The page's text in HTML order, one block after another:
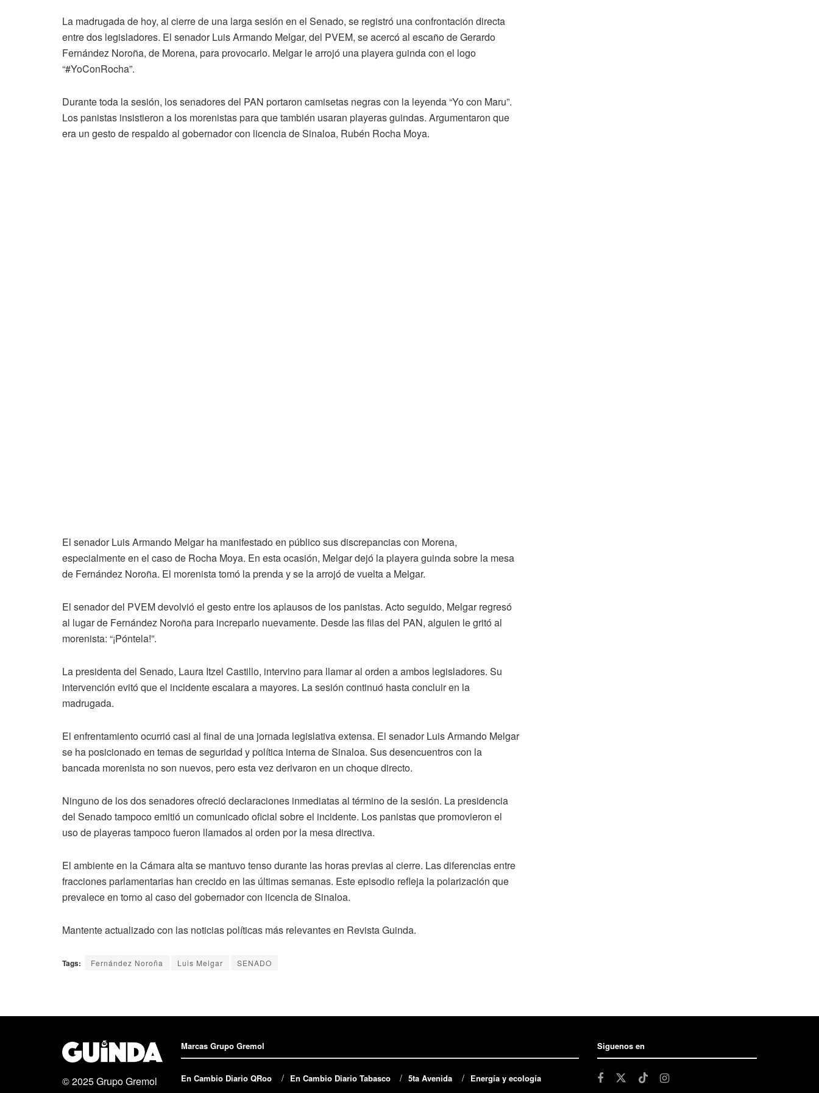
La madrugada de hoy, al cierre de una larga sesión en el Senado, se registró una confrontación directa
entre dos legisladores. El senador Luis Armando Melgar, del PVEM, se acercó al escaño de Gerardo
Fernández Noroña, de Morena, para provocarlo. Melgar le arrojó una playera guinda con el logo
“#YoConRocha”.
Durante toda la sesión, los senadores del PAN portaron camisetas negras con la leyenda “Yo con Maru”.
Los panistas insistieron a los morenistas para que también usaran playeras guindas. Argumentaron que
era un gesto de respaldo al gobernador con licencia de Sinaloa, Rubén Rocha Moya.
El senador Luis Armando Melgar ha manifestado en público sus discrepancias con Morena,
especialmente en el caso de Rocha Moya. En esta ocasión, Melgar dejó la playera guinda sobre la mesa
de Fernández Noroña. El morenista tomó la prenda y se la arrojó de vuelta a Melgar.
El senador del PVEM devolvió el gesto entre los aplausos de los panistas. Acto seguido, Melgar regresó
al lugar de Fernández Noroña para increparlo nuevamente. Desde las filas del PAN, alguien le gritó al
morenista: “¡Póntela!”.
La presidenta del Senado, Laura Itzel Castillo, intervino para llamar al orden a ambos legisladores. Su
intervención evitó que el incidente escalara a mayores. La sesión continuó hasta concluir en la
madrugada.
El enfrentamiento ocurrió casi al final de una jornada legislativa extensa. El senador Luis Armando Melgar
se ha posicionado en temas de seguridad y política interna de Sinaloa. Sus desencuentros con la
bancada morenista no son nuevos, pero esta vez derivaron en un choque directo.
Ninguno de los dos senadores ofreció declaraciones inmediatas al término de la sesión. La presidencia
del Senado tampoco emitió un comunicado oficial sobre el incidente. Los panistas que promovieron el
uso de playeras tampoco fueron llamados al orden por la mesa directiva.
El ambiente en la Cámara alta se mantuvo tenso durante las horas previas al cierre. Las diferencias entre
fracciones parlamentarias han crecido en las últimas semanas. Este episodio refleja la polarización que
prevalece en torno al caso del gobernador con licencia de Sinaloa.
Mantente actualizado con las noticias políticas más relevantes en Revista Guinda.
Tags: Fernández Noroña Luis Melgar SENADO
© 2025Grupo Gremol
Marcas Grupo Gremol
En Cambio Diario QRoo En Cambio Diario Tabasco 5ta Avenida Energía y ecología
Siguenos en